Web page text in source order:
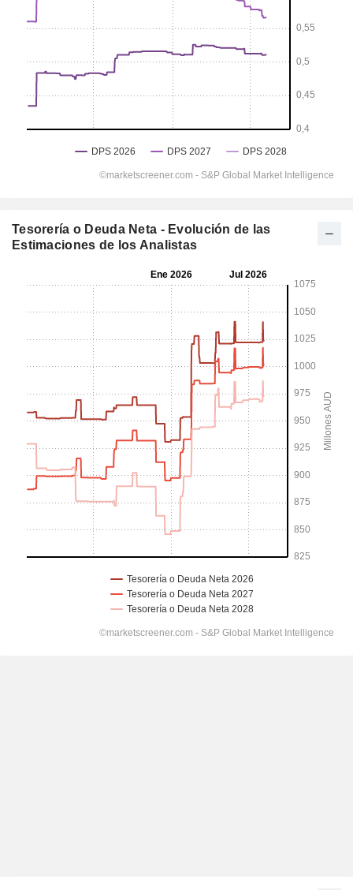
Tesorería o Deuda Neta - Evolución de las
Estimaciones de los Analistas